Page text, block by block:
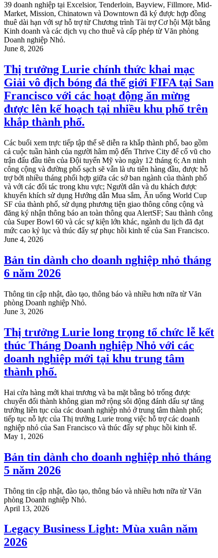
39 doanh nghiệp tại Excelsior, Tenderloin, Bayview, Fillmore, Mid-
Market, Mission, Chinatown và Downtown đã ký được hợp đồng
thuê dài hạn với sự hỗ trợ từ Chương trình Tài trợ Cơ hội Mặt bằng
Kinh doanh và các dịch vụ cho thuê và cấp phép từ Văn phòng
Doanh nghiệp Nhỏ.
June 8, 2026
Thị trưởng Lurie chính thức khai mạc
Giải vô địch bóng đá thế giới FIFA tại San
Francisco với các hoạt động ăn mừng
được lên kế hoạch tại nhiều khu phố trên
khắp thành phố.
Các buổi xem trực tiếp tập thể sẽ diễn ra khắp thành phố, bao gồm
cả cuộc tuần hành của người hâm mộ đến Thrive City để cổ vũ cho
trận đấu đầu tiên của Đội tuyển Mỹ vào ngày 12 tháng 6; An ninh
công cộng và đường phố sạch sẽ vẫn là ưu tiên hàng đầu, được hỗ
trợ bởi nhiều tháng phối hợp giữa các sở ban ngành của thành phố
và với các đối tác trong khu vực; Người dân và du khách được
khuyến khích sử dụng Hướng dẫn Mua sắm, Ăn uống World Cup
SF của thành phố, sử dụng phương tiện giao thông công cộng và
đăng ký nhận thông báo an toàn thông qua AlertSF; Sau thành công
của Super Bowl 60 và các sự kiện lớn khác, ngành du lịch đã đạt
mức cao kỷ lục và thúc đẩy sự phục hồi kinh tế của San Francisco.
June 4, 2026
Bản tin dành cho doanh nghiệp nhỏ tháng
6 năm 2026
Thông tin cập nhật, đào tạo, thông báo và nhiều hơn nữa từ Văn
phòng Doanh nghiệp Nhỏ.
June 3, 2026
Thị trưởng Lurie long trọng tổ chức lễ kết
thúc Tháng Doanh nghiệp Nhỏ với các
doanh nghiệp mới tại khu trung tâm
thành phố.
Hai cửa hàng mới khai trương và ba mặt bằng bỏ trống được
chuyển đổi thành không gian mở rộng sôi động đánh dấu sự tăng
trưởng liên tục của các doanh nghiệp nhỏ ở trung tâm thành phố;
tiếp tục nỗ lực của Thị trưởng Lurie trong việc hỗ trợ các doanh
nghiệp nhỏ của San Francisco và thúc đẩy sự phục hồi kinh tế.
May 1, 2026
Bản tin dành cho doanh nghiệp nhỏ tháng
5 năm 2026
Thông tin cập nhật, đào tạo, thông báo và nhiều hơn nữa từ Văn
phòng Doanh nghiệp Nhỏ.
April 13, 2026
Legacy Business Light: Mùa xuân năm
2026